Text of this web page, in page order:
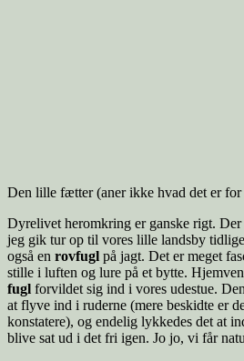
Den lille fætter (aner ikke hvad det er
Dyrelivet heromkring er ganske rigt.
jeg gik tur op til vores lille landsby
også en rovfugl på jagt. Det er meget
stille i luften og lure på et bytte.
fugl forvildet sig ind i vores udestue.
at flyve ind i ruderne (mere beskidte er
konstatere), og endelig lykkedes det at
blive sat ud i det fri igen. Jo jo, vi får